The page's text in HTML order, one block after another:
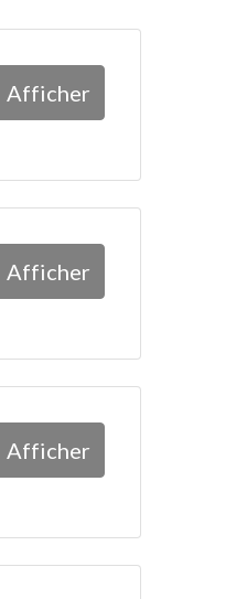
Afficher
Afficher
Afficher